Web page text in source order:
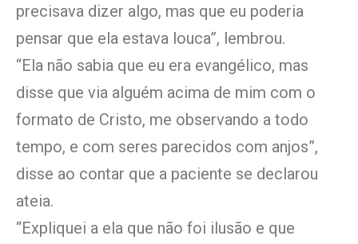
precisava dizer algo, mas que eu poderia
pensar que ela estava louca”, lembrou.
“Ela não sabia que eu era evangélico, mas
disse que via alguém acima de mim com o
formato de Cristo, me observando a todo
tempo, e com seres parecidos com anjos”,
disse ao contar que a paciente se declarou
ateia.
“Expliquei a ela que não foi ilusão e que